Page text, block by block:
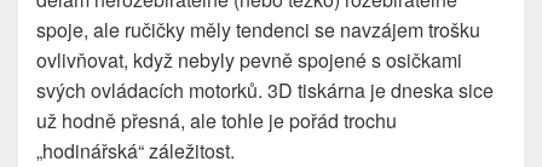
spoje, ale ručičky měly tendenci se navzájem trošku
ovlivňovat, když nebyly pevně spojené s osičkami
svých ovládacích motorků. 3D tiskárna je dneska sice
už hodně přesná, ale tohle je pořád trochu
„hodinářská“ záležitost.